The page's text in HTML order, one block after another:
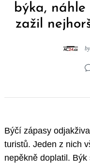
býka,
zažil
by
Býčí zápasy
turistů. Jeden z nich
nepěkně doplatil.